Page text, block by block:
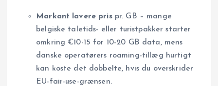
Markant lavere prispr. GB – mange
belgiske taletids- eller turistpakker starter
omkring €10-15 for 10-20 GB data, mens
danske operatørers roaming-tillæg hurtigt
kan koste det dobbelte, hvis du overskrider
EU-fair-use-grænsen.